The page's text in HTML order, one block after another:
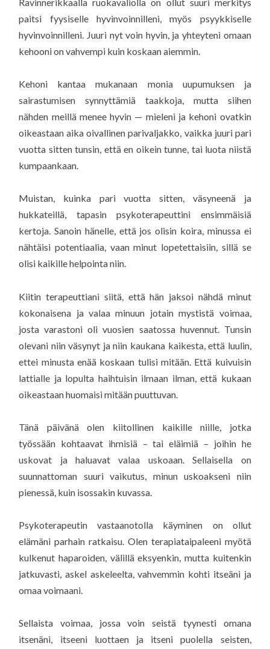
paitsi fyysiselle hyvinvoinnilleni, myös psyykkiselle
hyvinvoinnilleni. Juuri nyt voin hyvin, ja yhteyteni omaan
kehooni on vahvempi kuin koskaan aiemmin.
Kehoni kantaa mukanaan monia uupumuksen ja
sairastumisen synnyttämiä taakkoja, mutta siihen
nähden meillä menee hyvin — mieleni ja kehoni ovatkin
oikeastaan aika oivallinen parivaljakko, vaikka juuri pari
vuotta sitten tunsin, että en oikein tunne, tai luota niistä
kumpaankaan.
Muistan, kuinka pari vuotta sitten, väsyneenä ja
hukkateillä, tapasin psykoterapeuttini ensimmäisiä
kertoja. Sanoin hänelle, että jos olisin koira, minussa ei
nähtäisi potentiaalia, vaan minut lopetettaisiin, sillä se
olisi kaikille helpointa niin.
Kiitin terapeuttiani siitä, että hän jaksoi nähdä minut
kokonaisena ja valaa minuun jotain mystistä voimaa,
josta varastoni oli vuosien saatossa huvennut. Tunsin
olevani niin väsynyt ja niin kaukana kaikesta, että luulin,
ettei minusta enää koskaan tulisi mitään. Että kuivuisin
lattialle ja lopulta haihtuisin ilmaan ilman, että kukaan
oikeastaan huomaisi mitään puuttuvan.
Tänä päivänä olen kiitollinen kaikille niille, jotka
työssään kohtaavat ihmisiä – tai eläimiä – joihin he
uskovat ja haluavat valaa uskoaan. Sellaisella on
suunnattoman suuri vaikutus, minun uskoakseni niin
pienessä, kuin isossakin kuvassa.
Psykoterapeutin vastaanotolla käyminen on ollut
elämäni parhain ratkaisu. Olen terapiataipaleeni myötä
kulkenut haparoiden, välillä eksyenkin, mutta kuitenkin
jatkuvasti, askel askeleelta, vahvemmin kohti itseäni ja
omaa voimaani.
Sellaista voimaa, jossa voin seistä tyynesti omana
itsenäni, itseeni luottaen ja itseni puolella seisten,